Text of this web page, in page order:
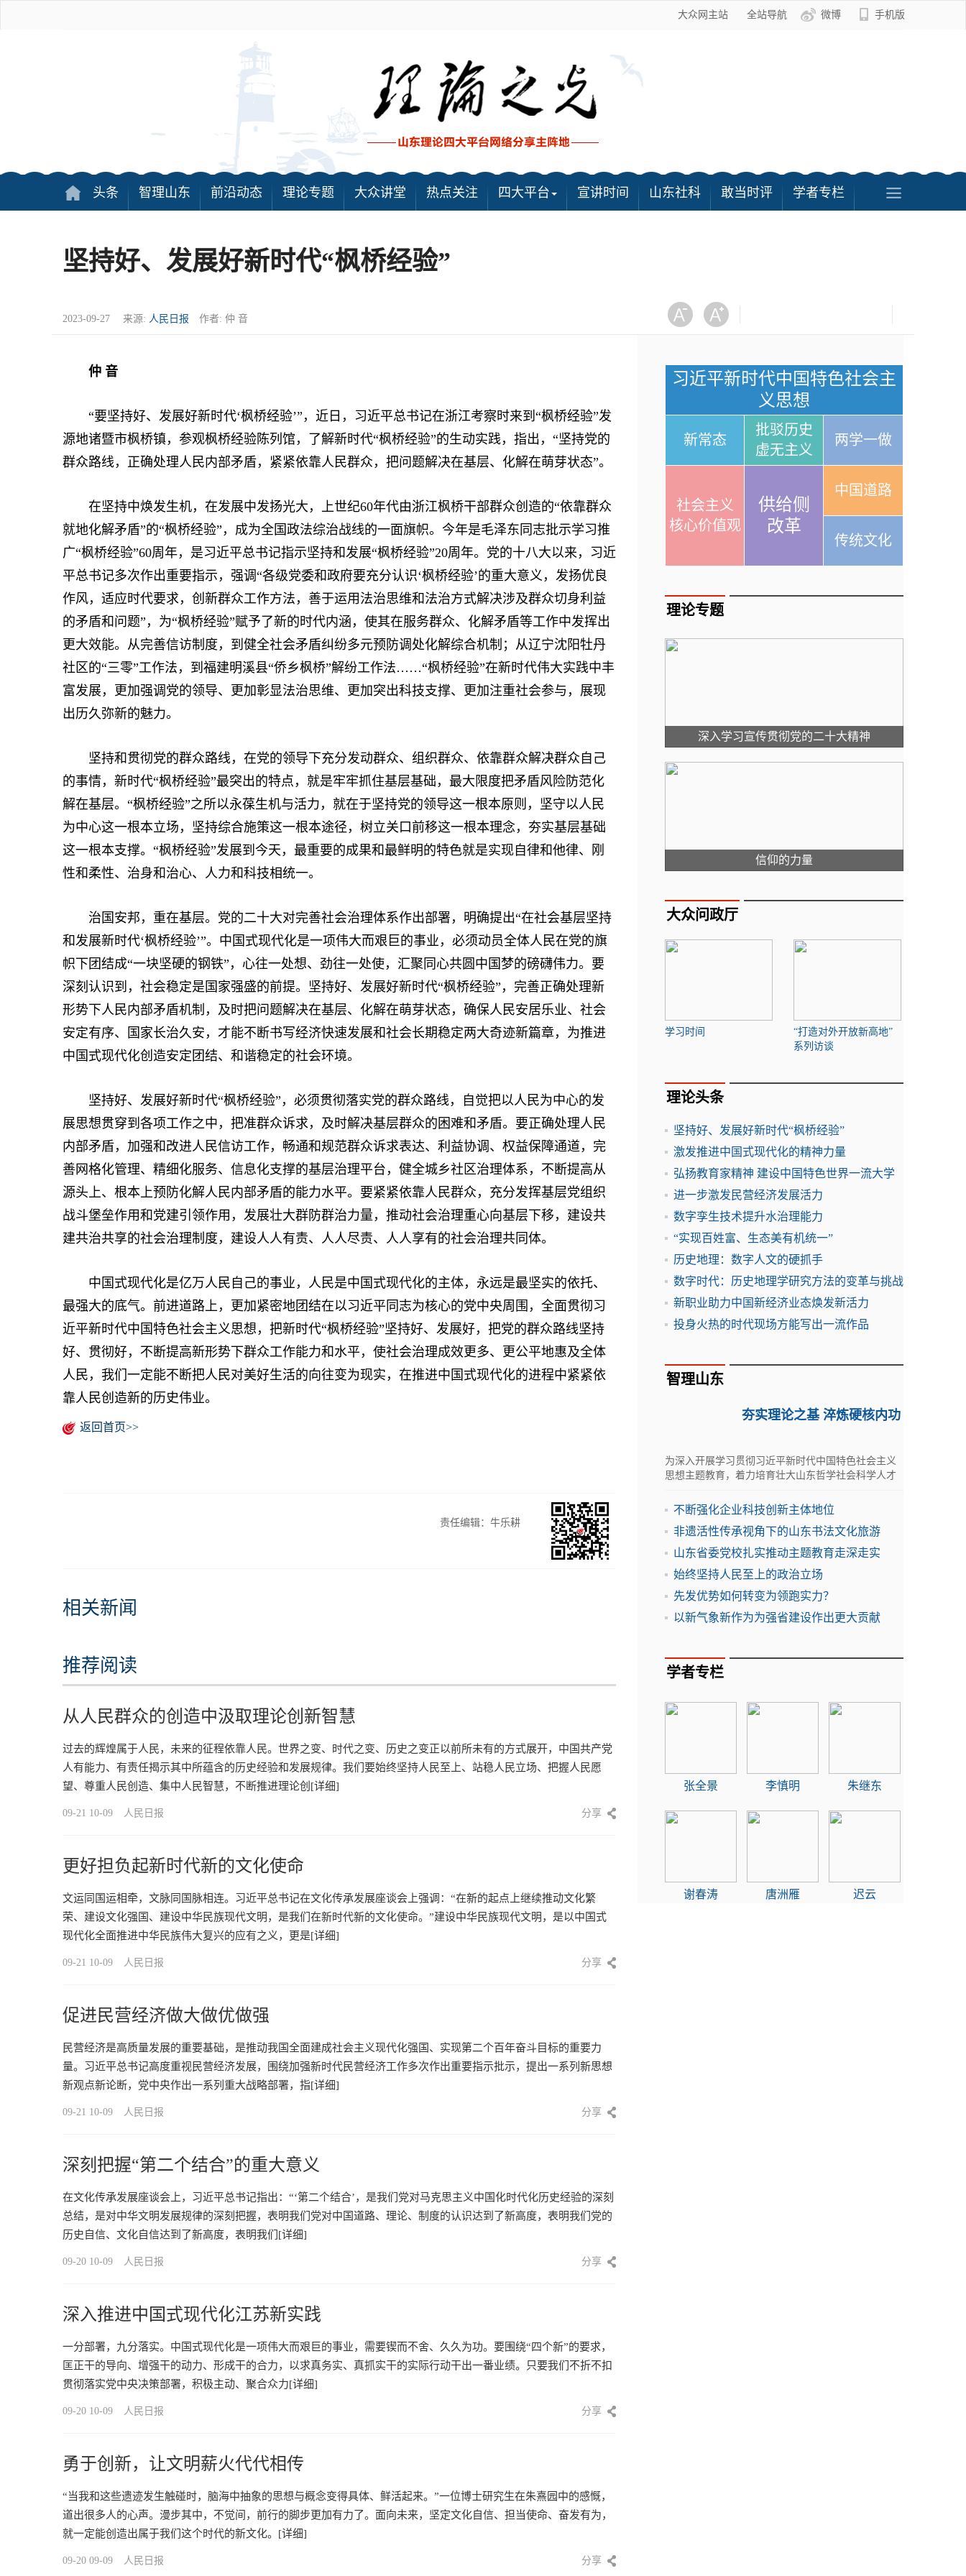
大众网主站 全站导航 微博 手机版
头条 智理山东 前沿动态 理论专题 大众讲堂 热点关注 四大平台 宣讲时间 山东社科 敢当时评 学者专栏
坚持好、发展好新时代“枫桥经验”
2023-09-27 来源: 人民日报 作者: 仲 音
仲 音
“要坚持好、发展好新时代‘枫桥经验’”，近日，习近平总书记在浙江考察时来到“枫桥经验”发
源地诸暨市枫桥镇，参观枫桥经验陈列馆，了解新时代“枫桥经验”的生动实践，指出，“坚持党的
群众路线，正确处理人民内部矛盾，紧紧依靠人民群众，把问题解决在基层、化解在萌芽状态”。
在坚持中焕发生机，在发展中发扬光大，上世纪60年代由浙江枫桥干部群众创造的“依靠群众
就地化解矛盾”的“枫桥经验”，成为全国政法综治战线的一面旗帜。今年是毛泽东同志批示学习推
广“枫桥经验”60周年，是习近平总书记指示坚持和发展“枫桥经验”20周年。党的十八大以来，习近
平总书记多次作出重要指示，强调“各级党委和政府要充分认识‘枫桥经验’的重大意义，发扬优良
作风，适应时代要求，创新群众工作方法，善于运用法治思维和法治方式解决涉及群众切身利益
的矛盾和问题”，为“枫桥经验”赋予了新的时代内涵，使其在服务群众、化解矛盾等工作中发挥出
更大效能。从完善信访制度，到健全社会矛盾纠纷多元预防调处化解综合机制；从辽宁沈阳牡丹
社区的“三零”工作法，到福建明溪县“侨乡枫桥”解纷工作法……“枫桥经验”在新时代伟大实践中丰
富发展，更加强调党的领导、更加彰显法治思维、更加突出科技支撑、更加注重社会参与，展现
出历久弥新的魅力。
坚持和贯彻党的群众路线，在党的领导下充分发动群众、组织群众、依靠群众解决群众自己
的事情，新时代“枫桥经验”最突出的特点，就是牢牢抓住基层基础，最大限度把矛盾风险防范化
解在基层。“枫桥经验”之所以永葆生机与活力，就在于坚持党的领导这一根本原则，坚守以人民
为中心这一根本立场，坚持综合施策这一根本途径，树立关口前移这一根本理念，夯实基层基础
这一根本支撑。“枫桥经验”发展到今天，最重要的成果和最鲜明的特色就是实现自律和他律、刚
性和柔性、治身和治心、人力和科技相统一。
治国安邦，重在基层。党的二十大对完善社会治理体系作出部署，明确提出“在社会基层坚持
和发展新时代‘枫桥经验’”。中国式现代化是一项伟大而艰巨的事业，必须动员全体人民在党的旗
帜下团结成“一块坚硬的钢铁”，心往一处想、劲往一处使，汇聚同心共圆中国梦的磅礴伟力。要
深刻认识到，社会稳定是国家强盛的前提。坚持好、发展好新时代“枫桥经验”，完善正确处理新
形势下人民内部矛盾机制，及时把问题解决在基层、化解在萌芽状态，确保人民安居乐业、社会
安定有序、国家长治久安，才能不断书写经济快速发展和社会长期稳定两大奇迹新篇章，为推进
中国式现代化创造安定团结、和谐稳定的社会环境。
坚持好、发展好新时代“枫桥经验”，必须贯彻落实党的群众路线，自觉把以人民为中心的发
展思想贯穿到各项工作之中，把准群众诉求，及时解决基层群众的困难和矛盾。要正确处理人民
内部矛盾，加强和改进人民信访工作，畅通和规范群众诉求表达、利益协调、权益保障通道，完
善网格化管理、精细化服务、信息化支撑的基层治理平台，健全城乡社区治理体系，不断提高从
源头上、根本上预防化解人民内部矛盾的能力水平。要紧紧依靠人民群众，充分发挥基层党组织
战斗堡垒作用和党建引领作用，发展壮大群防群治力量，推动社会治理重心向基层下移，建设共
建共治共享的社会治理制度，建设人人有责、人人尽责、人人享有的社会治理共同体。
中国式现代化是亿万人民自己的事业，人民是中国式现代化的主体，永远是最坚实的依托、
最强大的底气。前进道路上，更加紧密地团结在以习近平同志为核心的党中央周围，全面贯彻习
近平新时代中国特色社会主义思想，把新时代“枫桥经验”坚持好、发展好，把党的群众路线坚持
好、贯彻好，不断提高新形势下群众工作能力和水平，使社会治理成效更多、更公平地惠及全体
人民，我们一定能不断把人民对美好生活的向往变为现实，在推进中国式现代化的进程中紧紧依
靠人民创造新的历史伟业。
返回首页>>
责任编辑：牛乐耕
相关新闻
推荐阅读
从人民群众的创造中汲取理论创新智慧
过去的辉煌属于人民，未来的征程依靠人民。世界之变、时代之变、历史之变正以前所未有的方式展开，中国共产党
人有能力、有责任揭示其中所蕴含的历史经验和发展规律。我们要始终坚持人民至上、站稳人民立场、把握人民愿
望、尊重人民创造、集中人民智慧，不断推进理论创 [详细]
09-21 10-09 人民日报 分享
更好担负起新时代新的文化使命
文运同国运相牵，文脉同国脉相连。习近平总书记在文化传承发展座谈会上强调：“在新的起点上继续推动文化繁
荣、建设文化强国、建设中华民族现代文明，是我们在新时代新的文化使命。”建设中华民族现代文明，是以中国式
现代化全面推进中华民族伟大复兴的应有之义，更是[详细]
09-21 10-09 人民日报 分享
促进民营经济做大做优做强
民营经济是高质量发展的重要基础，是推动我国全面建成社会主义现代化强国、实现第二个百年奋斗目标的重要力
量。习近平总书记高度重视民营经济发展，围绕加强新时代民营经济工作多次作出重要指示批示，提出一系列新思想
新观点新论断，党中央作出一系列重大战略部署，指[详细]
09-21 10-09 人民日报 分享
深刻把握“第二个结合”的重大意义
在文化传承发展座谈会上，习近平总书记指出：“‘第二个结合’，是我们党对马克思主义中国化时代化历史经验的深刻
总结，是对中华文明发展规律的深刻把握，表明我们党对中国道路、理论、制度的认识达到了新高度，表明我们党的
历史自信、文化自信达到了新高度，表明我们 [详细]
09-20 10-09 人民日报 分享
深入推进中国式现代化江苏新实践
一分部署，九分落实。中国式现代化是一项伟大而艰巨的事业，需要锲而不舍、久久为功。要围绕“四个新”的要求，
匡正干的导向、增强干的动力、形成干的合力，以求真务实、真抓实干的实际行动干出一番业绩。只要我们不折不扣
贯彻落实党中央决策部署，积极主动、聚合众力[详细]
09-20 10-09 人民日报 分享
勇于创新，让文明薪火代代相传
“当我和这些遗迹发生触碰时，脑海中抽象的思想与概念变得具体、鲜活起来。”一位博士研究生在朱熹园中的感慨，
道出很多人的心声。漫步其中，不觉间，前行的脚步更加有力了。面向未来，坚定文化自信、担当使命、奋发有为，
就一定能创造出属于我们这个时代的新文化。 [详细]
09-20 09-09 人民日报 分享
习近平新时代中国特色社会主
义思想
新常态
批驳历史
虚无主义
两学一做
社会主义
核心价值观
供给侧
改革
中国道路
传统文化
理论专题
深入学习宣传贯彻党的二十大精神
信仰的力量
大众问政厅
学习时间
“打造对外开放新高地”
系列访谈
理论头条
坚持好、发展好新时代“枫桥经验”
激发推进中国式现代化的精神力量
弘扬教育家精神 建设中国特色世界一流大学
进一步激发民营经济发展活力
数字孪生技术提升水治理能力
“实现百姓富、生态美有机统一”
历史地理：数字人文的硬抓手
数字时代：历史地理学研究方法的变革与挑战
新职业助力中国新经济业态焕发新活力
投身火热的时代现场方能写出一流作品
智理山东
夯实理论之基 淬炼硬核内功
为深入开展学习贯彻习近平新时代中国特色社会主义
思想主题教育，着力培育壮大山东哲学社会科学人才
课在滨州举行
不断强化企业科技创新主体地位
非遗活性传承视角下的山东书法文化旅游
山东省委党校扎实推动主题教育走深走实
始终坚持人民至上的政治立场
先发优势如何转变为领跑实力？
以新气象新作为为强省建设作出更大贡献
学者专栏
张全景 李慎明 朱继东
谢春涛 唐洲雁 迟云